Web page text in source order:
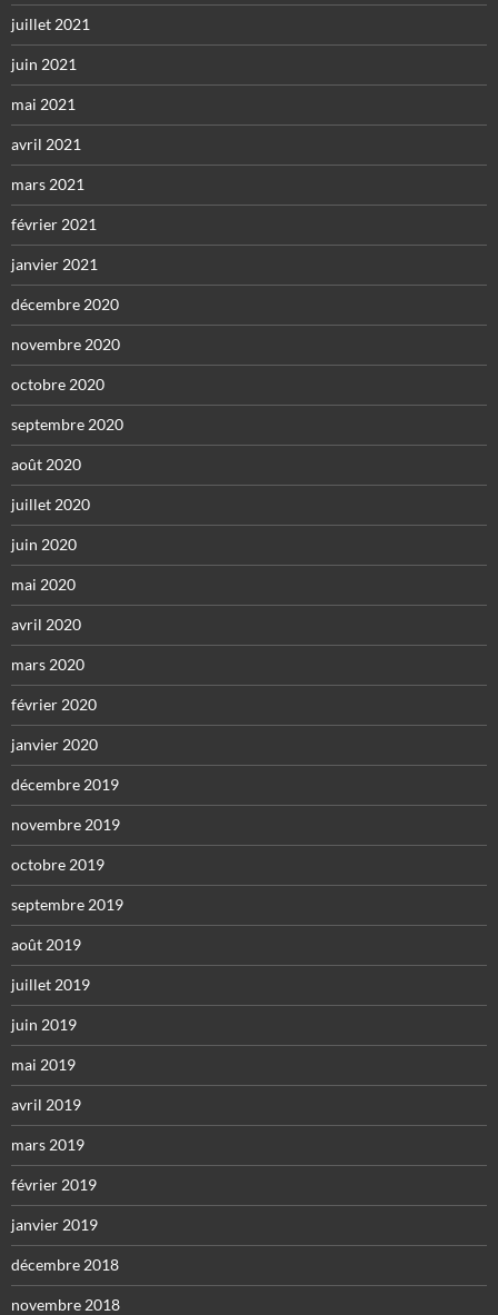
juillet 2021
juin 2021
mai 2021
avril 2021
mars 2021
février 2021
janvier 2021
décembre 2020
novembre 2020
octobre 2020
septembre 2020
août 2020
juillet 2020
juin 2020
mai 2020
avril 2020
mars 2020
février 2020
janvier 2020
décembre 2019
novembre 2019
octobre 2019
septembre 2019
août 2019
juillet 2019
juin 2019
mai 2019
avril 2019
mars 2019
février 2019
janvier 2019
décembre 2018
novembre 2018